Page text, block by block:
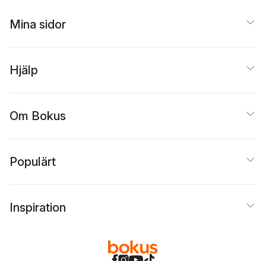
Mina sidor
Hjälp
Om Bokus
Populärt
Inspiration